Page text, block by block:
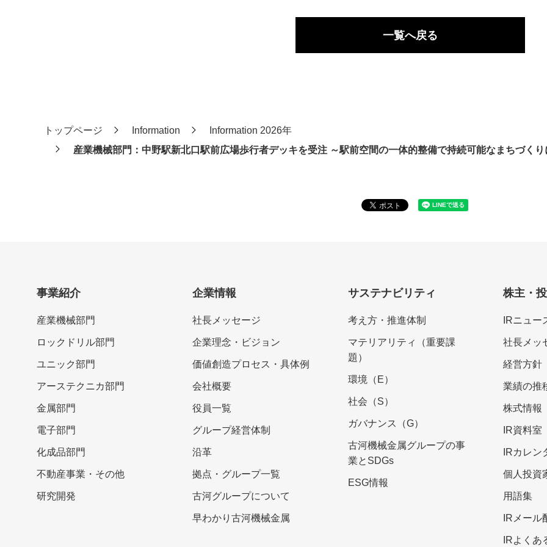
一覧へ戻る
トップページ Information
Information 2026年
産業機械部門：中野駅新北口駅前広場歩行者デッキを受注 ～駅前空間の一体的整備で持続可能なまちづく
事業紹介
産業機械部門
ロックドリル部門
ユニック部門
アーステクニカ部門
金属部門
電子部門
化成品部門
不動産事業・その他
研究開発
企業情報
社長メッセージ
企業理念・ビジョン
価値創造プロセス・具体例
会社概要
役員一覧
グループ経営体制
沿革
拠点・グループ一覧
古河グループについて
早わかり古河機械金属
サステナビリティ
考え方・推進体制
マテリアリティ（重要課
題）
環境（E）
社会（S）
ガバナンス（G）
古河機械金属グループの事
業とSDGs
ESG情報
株主・
IRニュー
社長メッ
経営方針
業績の推
株式情報
IR資料室
IRカレン
個人投資
用語集
IRメール
IRよくあ